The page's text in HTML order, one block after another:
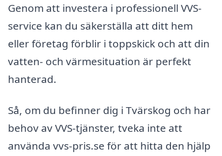
Genom att investera i professionell VVS-
service kan du säkerställa att ditt hem
eller företag förblir i toppskick och att din
vatten- och värmesituation är perfekt
hanterad.
Så, om du befinner dig i Tvärskog och har
behov av VVS-tjänster, tveka inte att
använda vvs-pris.se för att hitta den hjälp